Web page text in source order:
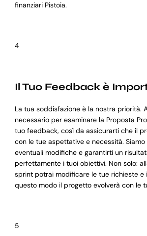
finanziari Pistoia.
4
Il Tuo Feedback è
La tua soddisfazione è la nostra priorità.
necessario per esaminare la Proposta
tuo feedback, così da assicurarti che il
con le tue aspettative e necessità.
eventuali modifiche e garantirti un
perfettamente i tuoi obiettivi. Non solo:
sprint potrai modificare le tue richieste e
questo modo il progetto evolverà con le
5